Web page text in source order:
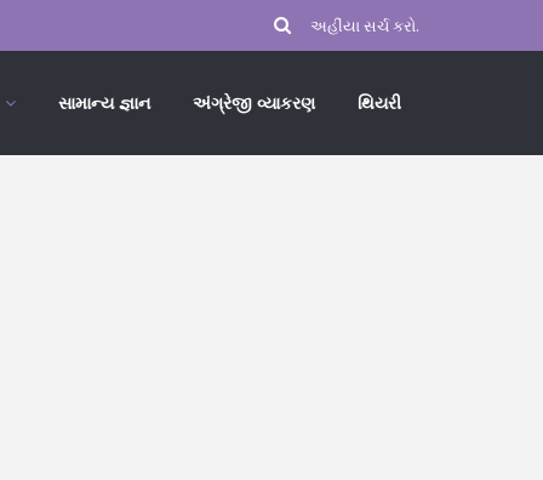
સામાન્ય જ્ઞાન અંગ્રેજી વ્યાકરણ થિયરી